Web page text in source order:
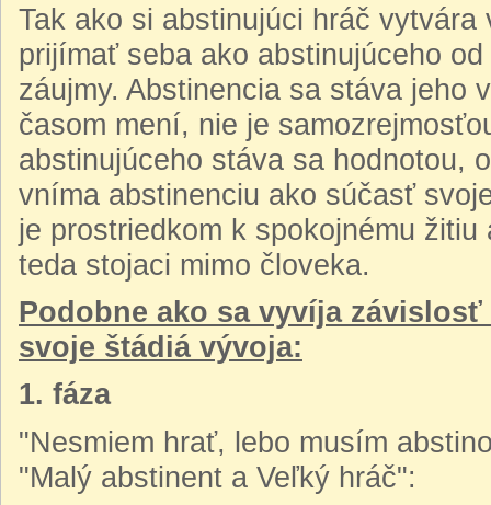
Tak ako si abstinujúci hráč
prijímať seba ako abstinujúceho
záujmy. Abstinencia sa stáva jeho
časom mení, nie je
abstinujúceho stáva sa hodnotou,
vníma abstinenciu ako súčasť
je prostriedkom k spokojnému
teda stojaci mimo človeka.
Podobne ako sa vyvíja
svoje štádiá vývoja:
1. fáza
"Nesmiem hrať, lebo musím
"Malý abstinent a Veľký hráč":